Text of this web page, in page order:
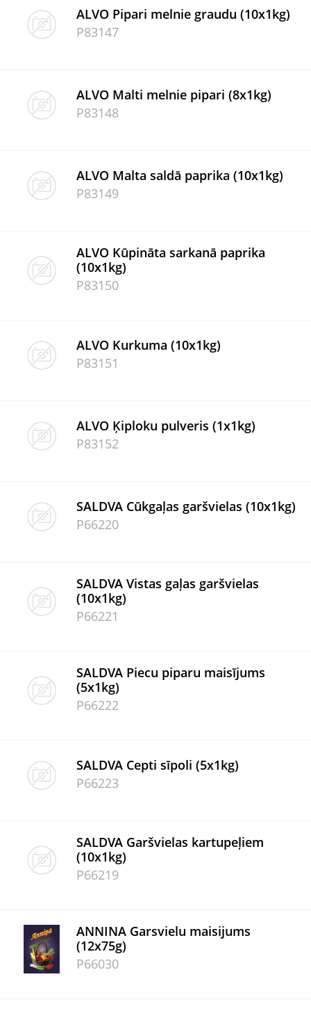
ALVO Pipari melnie graudu (10x1kg)
P83147
ALVO Malti melnie pipari (8x1kg)
P83148
ALVO Malta saldā paprika (10x1kg)
P83149
ALVO Kūpināta sarkanā paprika
(10x1kg)
P83150
ALVO Kurkuma (10x1kg)
P83151
ALVO Ķiploku pulveris (1x1kg)
P83152
SALDVA Cūkgaļas garšvielas (10x1kg)
P66220
SALDVA Vistas gaļas garšvielas
(10x1kg)
P66221
SALDVA Piecu piparu maisījums
(5x1kg)
P66222
SALDVA Cepti sīpoli (5x1kg)
P66223
SALDVA Garšvielas kartupeļiem
(10x1kg)
P66219
ANNINA Garsvielu maisijums
(12x75g)
P66030